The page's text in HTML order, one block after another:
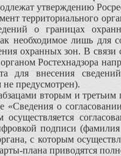
утверждению
территориального
о границах
необ­ходимое лишь для
охранных зон. В
Ростехнадзора
для внесения
не предусмотрен).
вторым и
«Сведения о
осуществля­ется
подписи
с которым
плана приводятся